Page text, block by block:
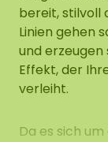
bereit, stilvoll
Linien gehen
und
Effekt, der
verleiht.
Da es sich